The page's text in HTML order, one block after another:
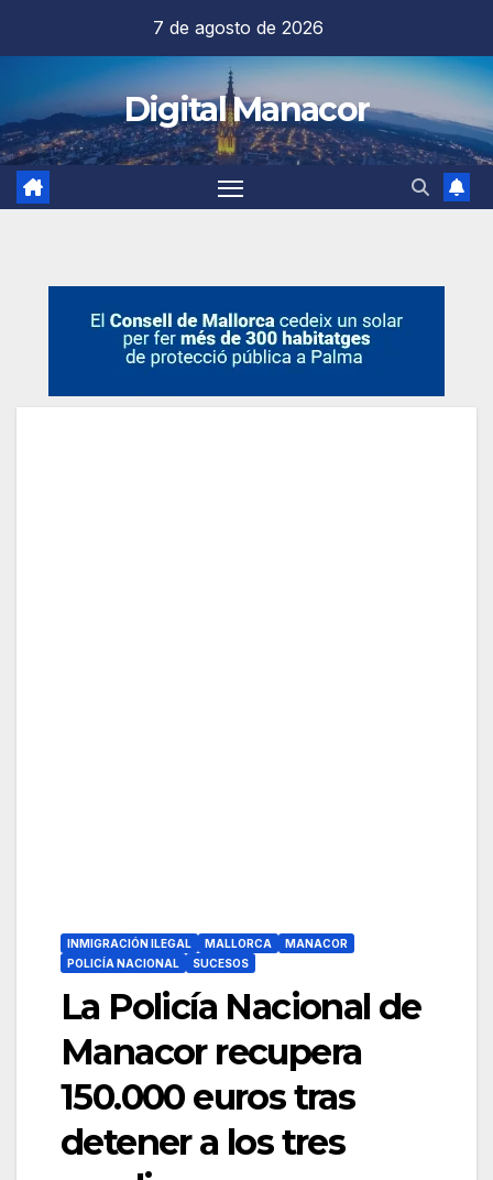
contenido
7 de agosto de 2026
Digital Manacor
INMIGRACIÓN ILEGAL MALLORCA
MANACOR
POLICÍA NACIONAL
SUCESOS
La Policía Nacional de
Manacor recupera
150.000 euros tras
detener a los tres